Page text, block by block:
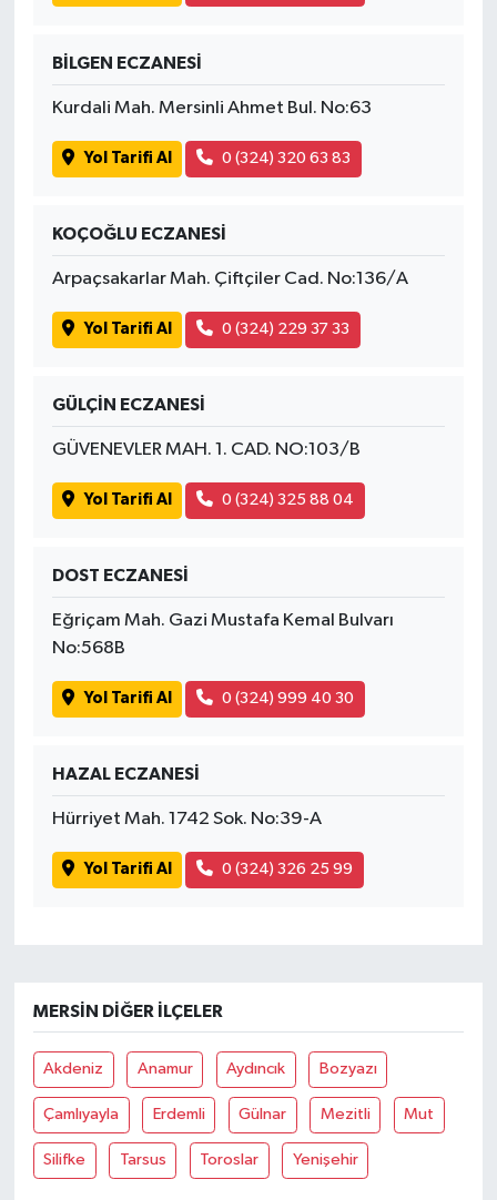
BİLGEN ECZANESİ
Kurdali Mah. Mersinli Ahmet Bul. No:63
Yol Tarifi Al 0 (324) 320 63 83
KOÇOĞLU ECZANESİ
Arpaçsakarlar Mah. Çiftçiler Cad. No:136/A
Yol Tarifi Al 0 (324) 229 37 33
GÜLÇİN ECZANESİ
GÜVENEVLER MAH. 1. CAD. NO:103/B
Yol Tarifi Al 0 (324) 325 88 04
DOST ECZANESİ
Eğriçam Mah. Gazi Mustafa Kemal Bulvarı
No:568B
Yol Tarifi Al 0 (324) 999 40 30
HAZAL ECZANESİ
Hürriyet Mah. 1742 Sok. No:39-A
Yol Tarifi Al 0 (324) 326 25 99
MERSIN DIĞER İLÇELER
Akdeniz Anamur Aydıncık Bozyazı
Çamlıyayla Erdemli Gülnar Mezitli Mut
Silifke Tarsus Toroslar Yenişehir